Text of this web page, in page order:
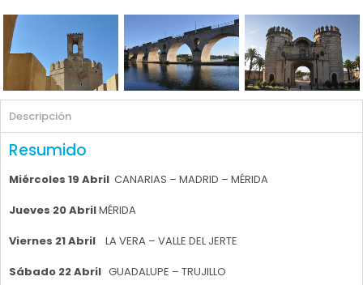
Descripción
Resumido
Miércoles 19 Abril CANARIAS – MADRID – MÉRIDA
Jueves 20 AbrilMÉRIDA
Viernes 21 Abril
LA VERA – VALLE DEL JERTE
Sábado 22 Abril GUADALUPE – TRUJILLO